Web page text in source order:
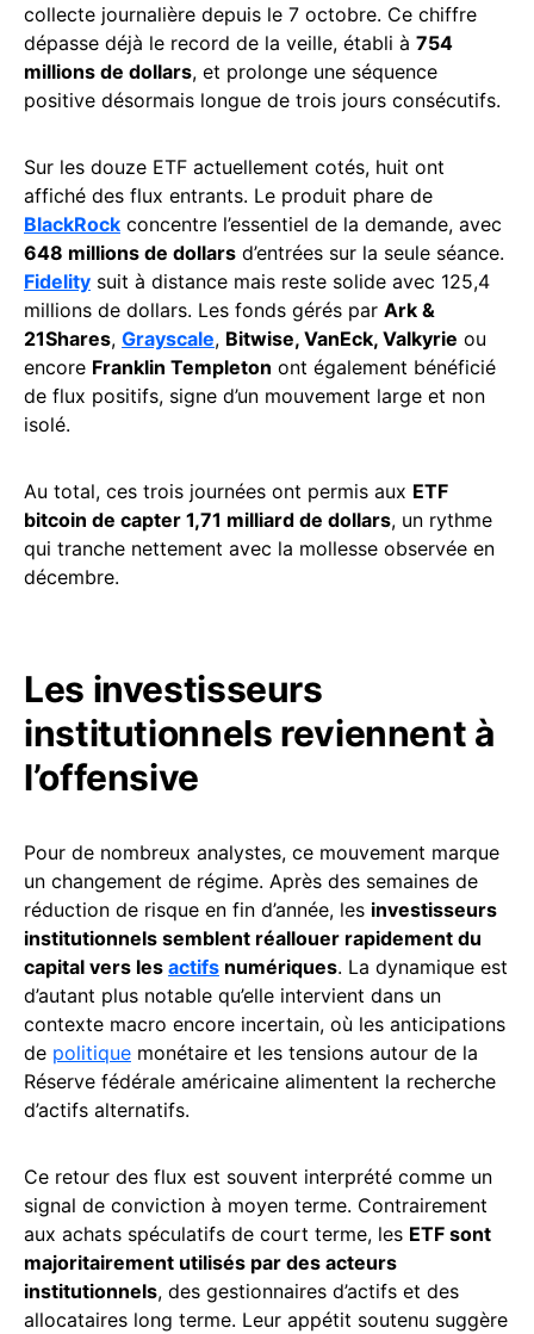
collecte journalière depuis le 7 octobre. Ce chiffre
dépasse déjà le record de la veille, établi à 754
millions de dollars, et prolonge une séquence
positive désormais longue de trois jours consécutifs.
Sur les douze ETF actuellement cotés, huit ont
affiché des flux entrants. Le produit phare de
BlackRock concentre l’essentiel de la demande, avec
648 millions de dollars d’entrées sur la seule séance.
Fidelity suit à distance mais reste solide avec 125,4
millions de dollars. Les fonds gérés par Ark &
21Shares, Grayscale, Bitwise, VanEck, Valkyrie ou
encore Franklin Templeton ont également bénéficié
de flux positifs, signe d’un mouvement large et non
isolé.
Au total, ces trois journées ont permis aux ETF
bitcoin de capter 1,71 milliard de dollars, un rythme
qui tranche nettement avec la mollesse observée en
décembre.
Les investisseurs
institutionnels reviennent à
l’offensive
Pour de nombreux analystes, ce mouvement marque
un changement de régime. Après des semaines de
réduction de risque en fin d’année, les investisseurs
institutionnels semblent réallouer rapidement du
capital vers les actifs numériques. La dynamique est
d’autant plus notable qu’elle intervient dans un
contexte macro encore incertain, où les anticipations
de politique monétaire et les tensions autour de la
Réserve fédérale américaine alimentent la recherche
d’actifs alternatifs.
Ce retour des flux est souvent interprété comme un
signal de conviction à moyen terme. Contrairement
aux achats spéculatifs de court terme, les ETF sont
majoritairement utilisés par des acteurs
institutionnels, des gestionnaires d’actifs et des
allocataires long terme. Leur appétit soutenu suggère